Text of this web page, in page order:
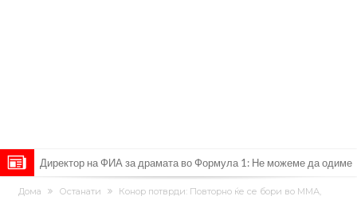
Директор на ФИА за драмата во Формула 1: Не можеме да одиме
толку далеку!
Колку бара ПСЖ и кој е „плафонот“ на Ливерпул за трансферот
Дома Останати
Конор потврди: Повторно ќе се бори во ММА,